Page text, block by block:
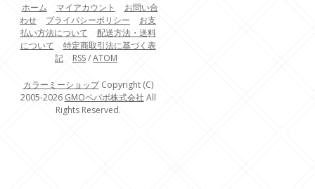
ホーム マイアカウント
お問い合
わせ
プライバシーポリシー
お支
払い方法について
配送方法・送料
について
特定商取引法に基づく表
記
RSS/ATOM
カラーミーショップCopyright (C)
2005-2026 GMOペパボ株式会社 All
Rights Reserved.